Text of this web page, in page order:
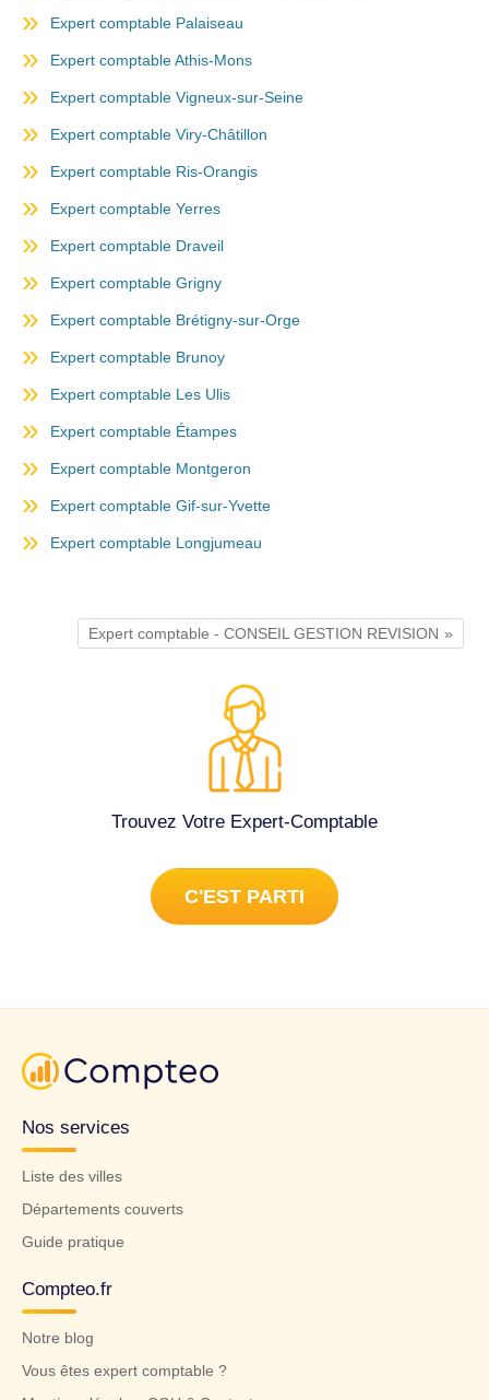
Expert comptable Palaiseau
Expert comptable Athis-Mons
Expert comptable Vigneux-sur-Seine
Expert comptable Viry-Châtillon
Expert comptable Ris-Orangis
Expert comptable Yerres
Expert comptable Draveil
Expert comptable Grigny
Expert comptable Brétigny-sur-Orge
Expert comptable Brunoy
Expert comptable Les Ulis
Expert comptable Étampes
Expert comptable Montgeron
Expert comptable Gif-sur-Yvette
Expert comptable Longjumeau
Expert comptable - CONSEIL GESTION REVISION
Trouvez Votre Expert-Comptable
C'EST PARTI
Nos services
Liste des villes
Départements couverts
Guide pratique
Compteo.fr
Notre blog
Vous êtes expert comptable ?